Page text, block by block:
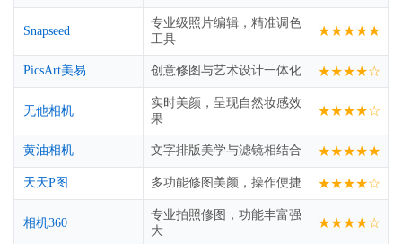
Snapseed
专业级照片编辑，精准调色
工具
★★★★★
PicsArt美易 创意修图与艺术设计一体化 ★★★★☆
无他相机
实时美颜，呈现自然妆感效
果
★★★★☆
黄油相机 文字排版美学与滤镜相结合 ★★★★★
天天P图 多功能修图美颜，操作便捷 ★★★★☆
相机360
专业拍照修图，功能丰富强
大
★★★★☆